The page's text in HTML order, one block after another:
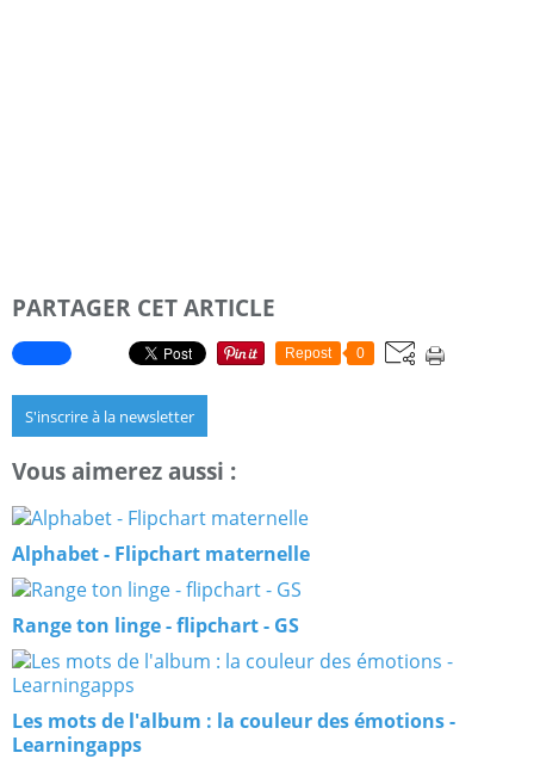
PARTAGER CET ARTICLE
Repost 0
S'inscrire à la newsletter
Vous aimerez aussi :
Alphabet - Flipchart maternelle
Range ton linge - flipchart - GS
Les mots de l'album : la couleur des émotions -
Learningapps